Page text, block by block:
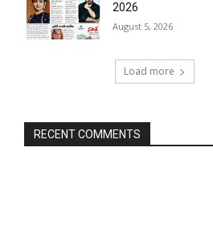
2026
August 5, 2026
Load more
RECENT COMMENTS